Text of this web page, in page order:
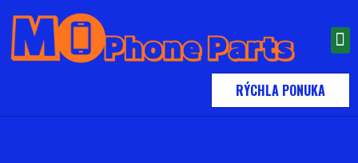
RÝCHLA PONUKA